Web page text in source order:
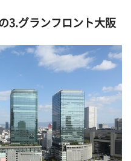
3.グランフロント大阪